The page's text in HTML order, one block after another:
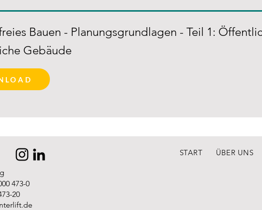
Bauen - Planungsgrundlagen - Teil 1:
Gebäude
473-0
20
START ÜBER UNS